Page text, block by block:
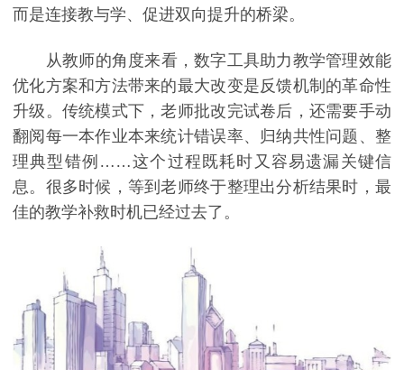
而是连接教与学、促进双向提升的桥梁。
从教师的角度来看，数字工具助力教学管理效能
优化方案和方法带来的最大改变是反馈机制的革命性
升级。传统模式下，老师批改完试卷后，还需要手动
翻阅每一本作业本来统计错误率、归纳共性问题、整
理典型错例……这个过程既耗时又容易遗漏关键信
息。很多时候，等到老师终于整理出分析结果时，最
佳的教学补救时机已经过去了。